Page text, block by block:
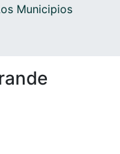
Statistics
Municipios